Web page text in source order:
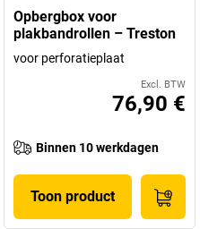
Opbergbox voor
plakbandrollen – Treston
voor perforatieplaat
Excl. BTW
76,90 €
Binnen 10 werkdagen
Toon product